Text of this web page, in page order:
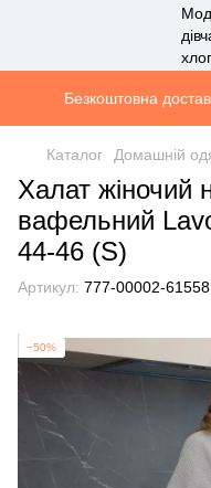
Безкоштовна
Каталог Домашній
Халат жіночий
вафельний
44-46 (S)
Артикул: 777-00002-61558
−50%